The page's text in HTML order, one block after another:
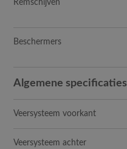
Remschijven
Beschermers
Algemene specificaties
Veersysteem voorkant
Veersysteem achter